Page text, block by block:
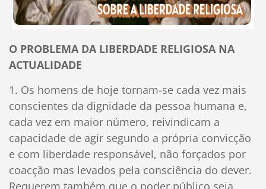
O PROBLEMA DA LIBERDADE RELIGIOSA NA
ACTUALIDADE
1. Os homens de hoje tornam-se cada vez mais
conscientes da dignidade da pessoa humana e,
cada vez em maior número, reivindicam a
capacidade de agir segundo a própria convicção
e com liberdade responsável, não forçados por
coacção mas levados pela consciência do dever.
Requerem também que o poder público seja